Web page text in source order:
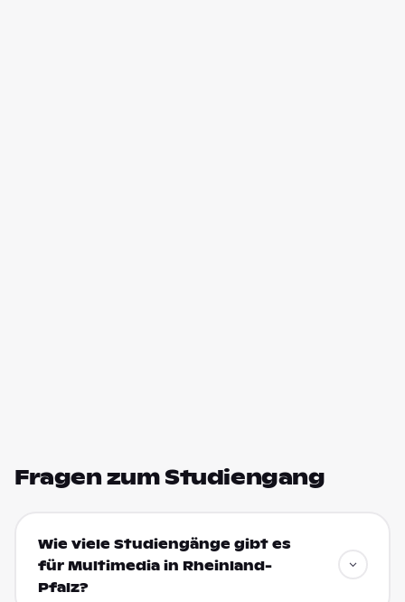
Fragen zum Studiengang
Wie viele Studiengänge gibt es
für Multimedia in Rheinland-
Pfalz?